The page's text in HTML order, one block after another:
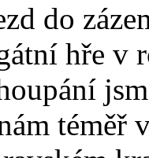
do
hře v
téměř